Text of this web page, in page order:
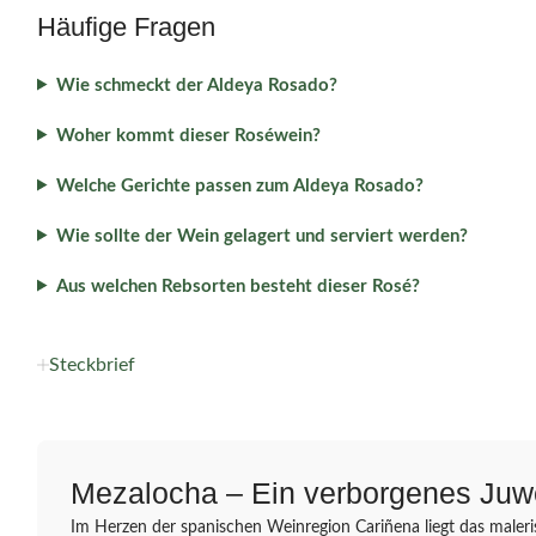
Häufige Fragen
Wie schmeckt der Aldeya Rosado?
Woher kommt dieser Roséwein?
Welche Gerichte passen zum Aldeya Rosado?
Wie sollte der Wein gelagert und serviert werden?
Aus welchen Rebsorten besteht dieser Rosé?
Steckbrief
Mezalocha – Ein verborgenes
Im Herzen der spanischen Weinregion Cariñena liegt das